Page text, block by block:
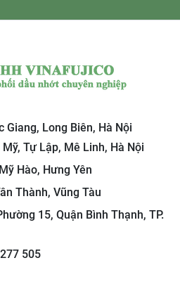
Giang, Long Biên, Hà Nội
Tự Lập, Mê Linh, Hà Nội
Hào, Hưng Yên
Thành, Vũng Tàu
15, Quận Bình Thạnh, TP.
505